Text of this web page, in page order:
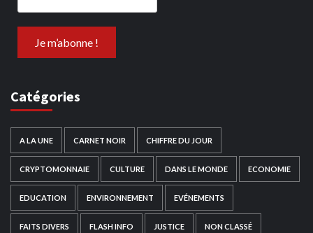
Catégories
A LA UNE CARNET NOIR CHIFFRE DU JOUR
CRYPTOMONNAIE CULTURE DANS LE MONDE ECONOMIE
EDUCATION ENVIRONNEMENT EVÉNEMENTS
FAITS DIVERS FLASH INFO JUSTICE NON CLASSÉ